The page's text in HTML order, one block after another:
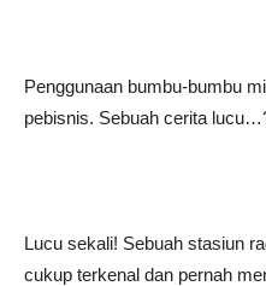
Penggunaan bumbu-bumbu
pebisnis. Sebuah cerita
Lucu sekali! Sebuah stasiun
cukup terkenal dan pernah